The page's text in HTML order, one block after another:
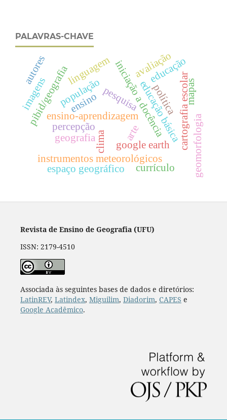
PALAVRAS-CHAVE
clima
ensino-aprendizagem
instrumentos meteorológicos
pibid/geografia iniciação a docência
educação básica
geografia cartografia escolar
google earth geomorfologia
ensino pesquisa
educação
população política
imagens
linguagem
espaço geográfico
autores avaliação
arte
mapas
percepção
currículo
Revista de Ensino de Geografia (UFU)
ISSN: 2179-4510
Associada às seguintes bases de dados e diretórios:
LatinREV, Latindex, Miguilim, Diadorim, CAPES e
Google Acadêmico.